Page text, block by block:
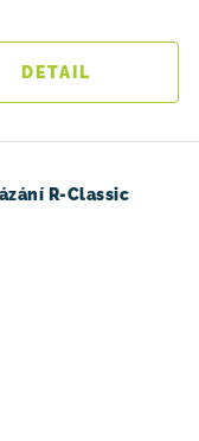
R-Classic